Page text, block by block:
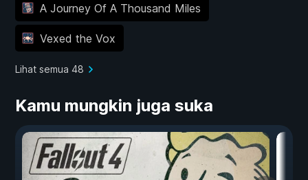
A Journey Of A Thousand Miles
Vexed the Vox
Lihat semua 48
Kamu mungkin juga suka